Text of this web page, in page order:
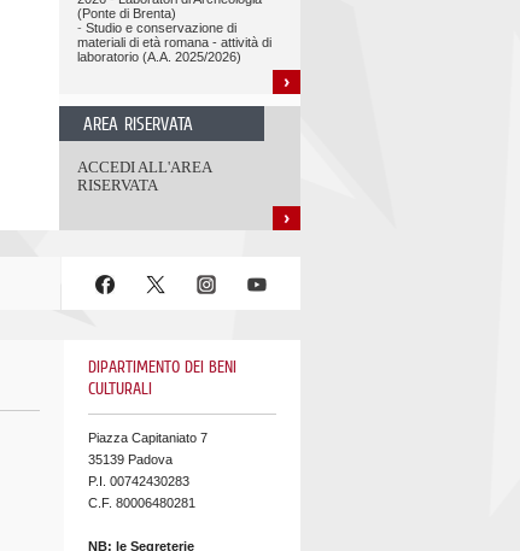
(Ponte di Brenta)
- Studio e conservazione di
materiali di età romana - attività di
laboratorio (A.A. 2025/2026)
AREA RISERVATA
ACCEDI ALL'AREA
RISERVATA
DIPARTIMENTO DEI BENI
CULTURALI
Piazza Capitaniato 7
35139 Padova
P.I. 00742430283
C.F. 80006480281
NB: le Segreterie